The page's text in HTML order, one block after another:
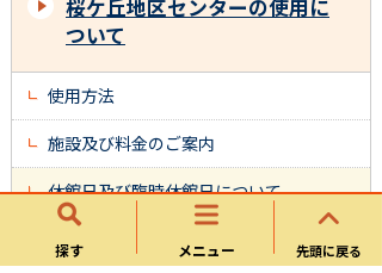
探す メニュー 先頭に戻る
桜ケ丘地区センターの使用に
ついて
使用方法
施設及び料金のご案内
休館日及び臨時休館日について
ご使用に際しての留意事項